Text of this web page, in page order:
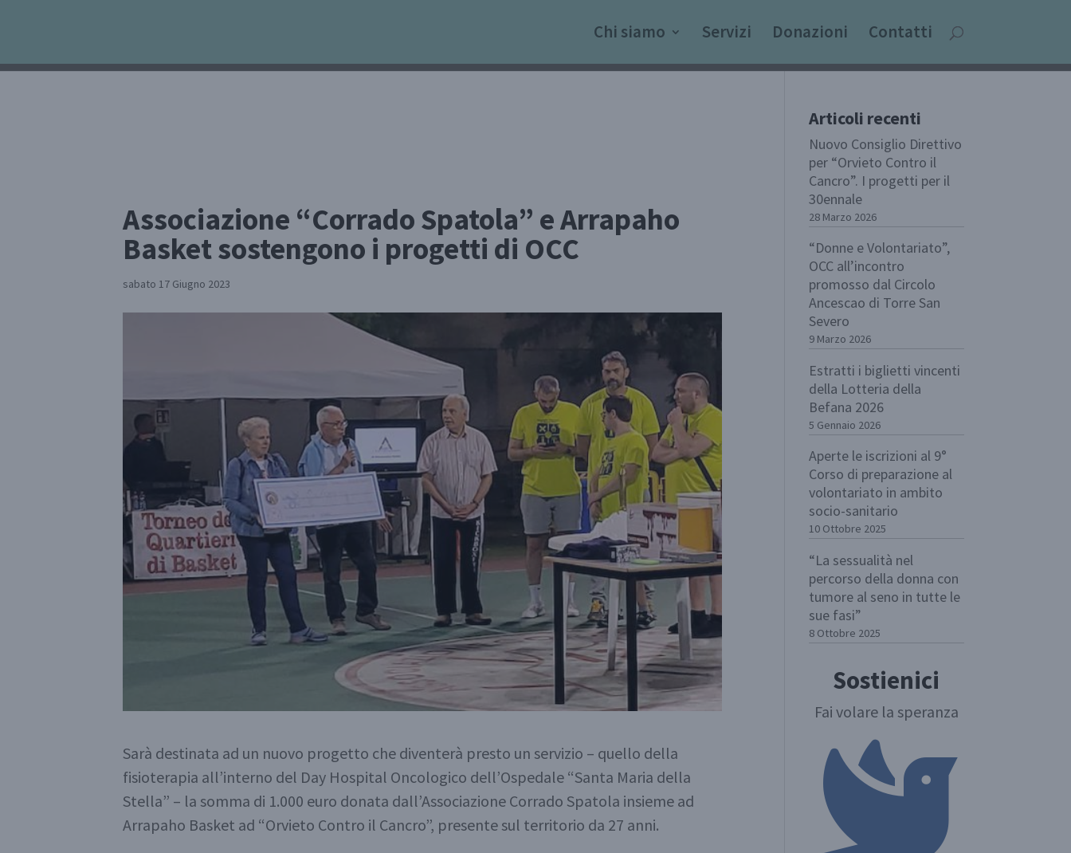
Chi siamo Servizi Donazioni Contatti
Associazione “Corrado Spatola” e Arrapaho
Basket sostengono i progetti di OCC
sabato 17 Giugno 2023
Sarà destinata ad un nuovo progetto che diventerà presto un servizio – quello della
fisioterapia all’interno del Day Hospital Oncologico dell’Ospedale “Santa Maria della
Stella” – la somma di 1.000 euro donata dall’Associazione Corrado Spatola insieme ad
Arrapaho Basket ad “Orvieto Contro il Cancro”, presente sul territorio da 27 anni.
Articoli recenti
Nuovo Consiglio Direttivo
per “Orvieto Contro il
Cancro”. I progetti per il
30ennale
28 Marzo 2026
“Donne e Volontariato”,
OCC all’incontro
promosso dal Circolo
Ancescao di Torre San
Severo
9 Marzo 2026
Estratti i biglietti vincenti
della Lotteria della
Befana 2026
5 Gennaio 2026
Aperte le iscrizioni al 9°
Corso di preparazione al
volontariato in ambito
socio-sanitario
10 Ottobre 2025
“La sessualità nel
percorso della donna con
tumore al seno in tutte le
sue fasi”
8 Ottobre 2025
Sostienici
Fai volare la speranza